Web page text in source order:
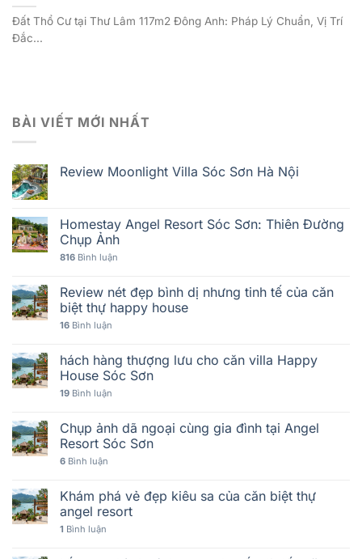
Đất Thổ Cư tại Thư Lâm 117m2 Đông Anh: Pháp Lý Chuẩn, Vị Trí
Đắc...
BÀI VIẾT MỚI NHẤT
Review Moonlight Villa Sóc Sơn Hà Nội
Homestay Angel Resort Sóc Sơn: Thiên Đường
Chụp Ảnh
816 Bình luận
Review nét đẹp bình dị nhưng tinh tế của căn
biệt thự happy house
16 Bình luận
hách hàng thượng lưu cho căn villa Happy
House Sóc Sơn
19 Bình luận
Chụp ảnh dã ngoại cùng gia đình tại Angel
Resort Sóc Sơn
6 Bình luận
Khám phá vẻ đẹp kiêu sa của căn biệt thự
angel resort
1 Bình luận